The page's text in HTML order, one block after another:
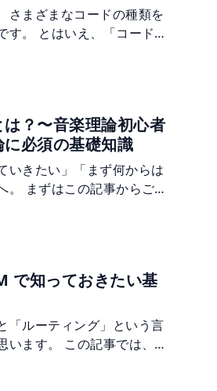
ュレーターはレコーディン
していただけます。
さまざまなコードの種類を
す。 とはいえ、「コードの
」と悩んでいる方も多い
ば、コードネームを見る
ます。 この記事では、
なところから始めて、最終
を理解できるようになる
いきます！
？〜音楽理論初心者
必須の基礎知識
いきたい」「まず何からは
。 まずはこの記事からご覧
基礎であり、特にコード理
てやさしく解説。 音程の
、その後の音楽理論への
で知っておきたい基
「ルーティング」という言
ます。 この記事では、
礎知識を解説。 ルーティ